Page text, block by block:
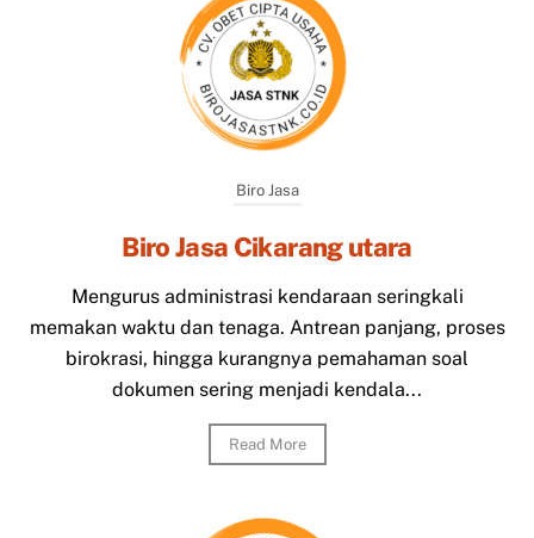
Biro Jasa
Biro Jasa Cikarang utara
Mengurus administrasi kendaraan seringkali
memakan waktu dan tenaga. Antrean panjang, proses
birokrasi, hingga kurangnya pemahaman soal
dokumen sering menjadi kendala...
Read More